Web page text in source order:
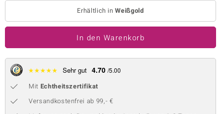
Collection
Collection
Erhältlich inWeißgold
In den Warenkorb
★★★★★ Sehr gut 4.70 /5.00
Mit Echtheitszertifikat
Versandkostenfrei ab 99,- €